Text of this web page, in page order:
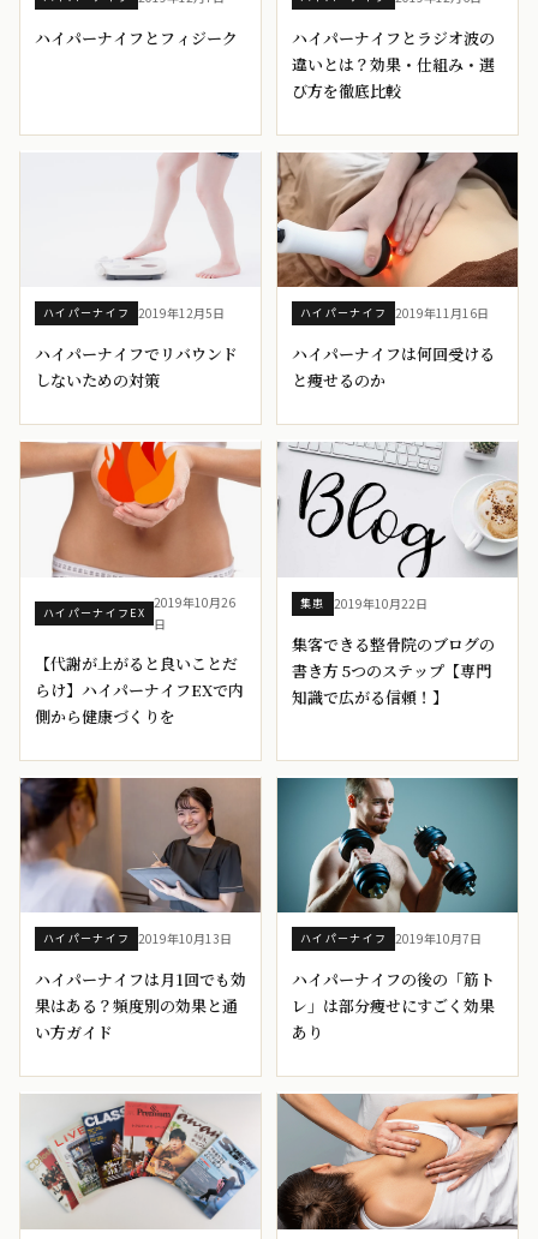
ハイパーナイフとフィジーク
ハイパーナイフとラジオ波の
違いとは？効果・仕組み・選
び方を徹底比較
ハイパーナイフ 2019年12月5日
ハイパーナイフでリバウンド
しないための対策
ハイパーナイフ 2019年11月16日
ハイパーナイフは何回受ける
と痩せるのか
ハイパーナイフEX
2019年10月26
日
【代謝が上がると良いことだ
らけ】ハイパーナイフEXで内
側から健康づくりを
集患 2019年10月22日
集客できる整骨院のブログの
書き方 5つのステップ【専門
知識で広がる信頼！】
ハイパーナイフ 2019年10月13日
ハイパーナイフは月1回でも効
果はある？頻度別の効果と通
い方ガイド
ハイパーナイフ 2019年10月7日
ハイパーナイフの後の「筋ト
レ」は部分痩せにすごく効果
あり